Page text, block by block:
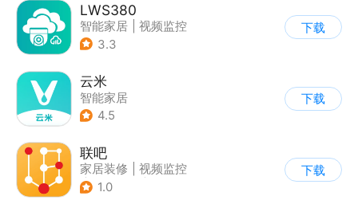
LWS380
智能家居
视频监控
3.3
下载
云米
智能家居
4.5
下载
联吧
家居装修
视频监控
| 家居控制
1.0
下载